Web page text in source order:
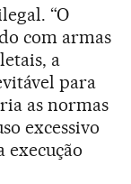
“O
com armas
a
para
as normas
excessivo
execução